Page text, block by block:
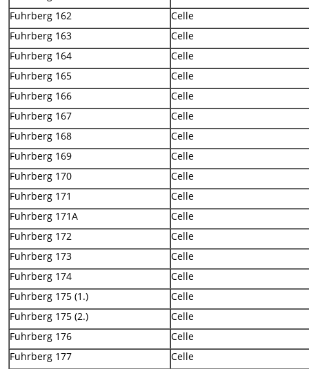
Fuhrberg 162
Celle
Fuhrberg 163
Celle
Fuhrberg 164
Celle
Fuhrberg 165
Celle
Fuhrberg 166
Celle
Fuhrberg 167
Celle
Fuhrberg 168
Celle
Fuhrberg 169
Celle
Fuhrberg 170
Celle
Fuhrberg 171
Celle
Fuhrberg 171A
Celle
Fuhrberg 172
Celle
Fuhrberg 173
Celle
Fuhrberg 174
Celle
Fuhrberg 175 (1.)
Celle
Fuhrberg 175 (2.)
Celle
Fuhrberg 176
Celle
Fuhrberg 177
Celle